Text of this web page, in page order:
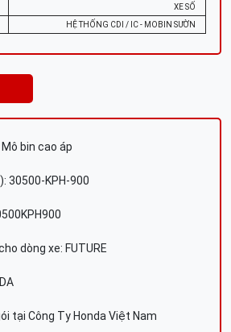
XE SỐ
HỆ THỐNG CDI / IC - MOBIN SƯỜN
bin cao áp
30500-KPH-900
dòng xe: FUTURE
tại Công Ty Honda Việt Nam